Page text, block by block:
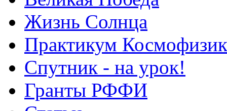
Жизнь Солнца
Практикум
Спутник - на урок!
Гранты РФФИ